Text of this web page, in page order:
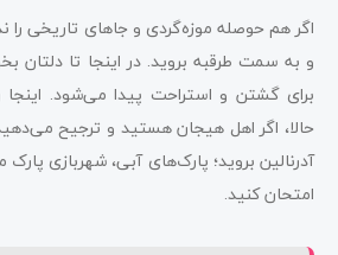
اگر هم حوصله موزه‌گردی و جاهای تاریخی را
و به سمت طرقبه بروید. در اینجا تا دلتان
برای گشتن و استراحت پیدا می‌شود.
حالا، اگر اهل هیجان هستید و ترجیح
آدرنالین بروید؛ پارک‌های آبی، شهربازی
امتحان کنید.